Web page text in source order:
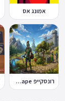
אמונג אס
רונסקייפ RuneScape